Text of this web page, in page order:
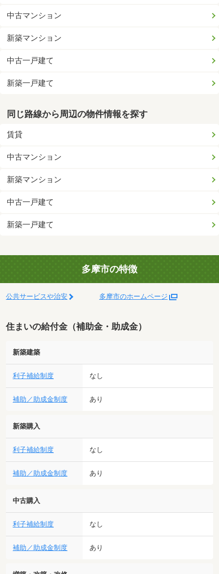
中古マンション
新築マンション
中古一戸建て
新築一戸建て
同じ路線から周辺の物件情報を探す
賃貸
中古マンション
新築マンション
中古一戸建て
新築一戸建て
多摩市の特徴
公共サービスや治安 多摩市のホームページ
住まいの給付金（補助金・助成金）
新築建築
利子補給制度 なし
補助／助成金制度 あり
新築購入
利子補給制度 なし
補助／助成金制度 あり
中古購入
利子補給制度 なし
補助／助成金制度 あり